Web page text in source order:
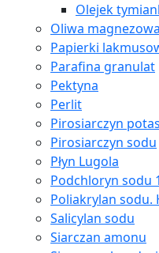
Olejek
Oliwa magnezowa
Papierki
Parafina granulat
Pektyna
Perlit
Pirosiarczyn
Pirosiarczyn sodu
Płyn Lugola
Podchloryn sodu
Poliakrylan sodu.
Salicylan sodu
Siarczan amonu